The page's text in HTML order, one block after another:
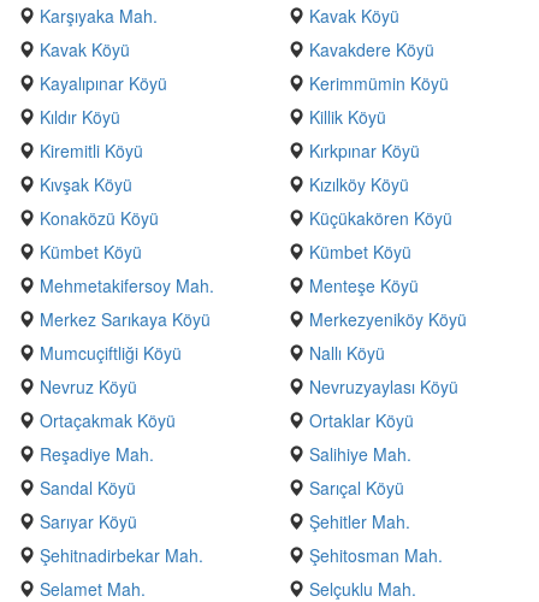
Karşıyaka Mah.
Kavak Köyü
Kavak Köyü
Kavakdere Köyü
Kayalıpınar Köyü
Kerimmümin Köyü
Kıldır Köyü
Killik Köyü
Kiremitli Köyü
Kırkpınar Köyü
Kıvşak Köyü
Kızılköy Köyü
Konaközü Köyü
Küçükakören Köyü
Kümbet Köyü
Kümbet Köyü
Mehmetakifersoy Mah.
Menteşe Köyü
Merkez Sarıkaya Köyü
Merkezyeniköy Köyü
Mumcuçiftliği Köyü
Nallı Köyü
Nevruz Köyü
Nevruzyaylası Köyü
Ortaçakmak Köyü
Ortaklar Köyü
Reşadiye Mah.
Salihiye Mah.
Sandal Köyü
Sarıçal Köyü
Sarıyar Köyü
Şehitler Mah.
Şehitnadirbekar Mah.
Şehitosman Mah.
Selamet Mah.
Selçuklu Mah.